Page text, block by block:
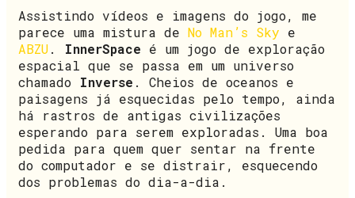
Assistindo vídeos e imagens do jogo, me
parece uma mistura de No Man’s Sky e
ABZU. InnerSpace é um jogo de exploração
espacial que se passa em um universo
chamado Inverse . Cheios de oceanos e
paisagens já esquecidas pelo tempo, ainda
há rastros de antigas civilizações
esperando para serem exploradas. Uma boa
pedida para quem quer sentar na frente
do computador e se distrair, esquecendo
dos problemas do dia-a-dia.